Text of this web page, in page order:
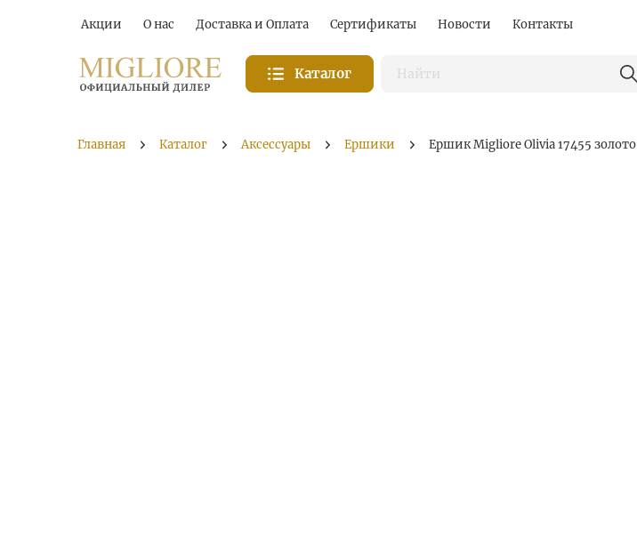
Акции О нас Доставка и Оплата Сертификаты Новости Контакты
Каталог
Главная Каталог Аксессуары Ершики Ершик Migliore Olivia 17455 золото